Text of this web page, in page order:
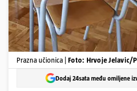
Prazna učionica | Foto: Hrvoje Jelavic/
Dodaj 24sata među omiljene